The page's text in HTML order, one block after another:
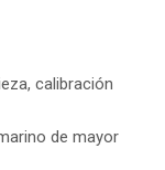
calibración
de mayor